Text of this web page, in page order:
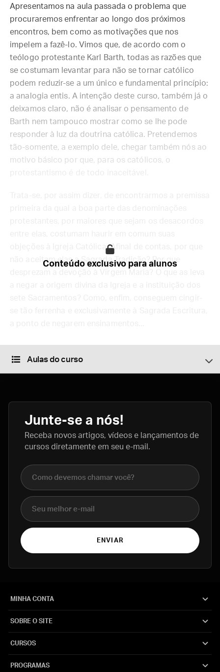
Apresentamos na aula passada o problema que
procuraremos enfrentar ao longo dos próximos
encontros, bem como as motivações que nos
impelem a fazê-lo. Vimos que, de acordo com o
teólogo protestante Karl Barth, todas as razões que
se costumam levantar para não se tornar católico
podem reduzir-se a um único e fundamental princípio:
a analogia entis. A intenção deste curso, também já o
deixamos claro, não é analisar o pensamento de
Barth nem tampouco mostrar como se lhe pode
responder à luz da doutrina católica. Pretendemos
tão-somente, a exemplo dele, chegar também nós ao
motivo básico por que, para os católicos, o
objeções à Igreja Católica. Afinal de contas, por que
não aceitam elas a Sagrada Tradição? Por que
Conteúdo exclusivo para alunos
Aulas do curso
Junte-se a nós!
Receba novos artigos, vídeos e lançamentos de
cursos diretamente em seu e-mail.
Nome completo
E-mail
ENVIAR
MINHA CONTA
SOBRE O SITE
CURSOS
PROGRAMAS